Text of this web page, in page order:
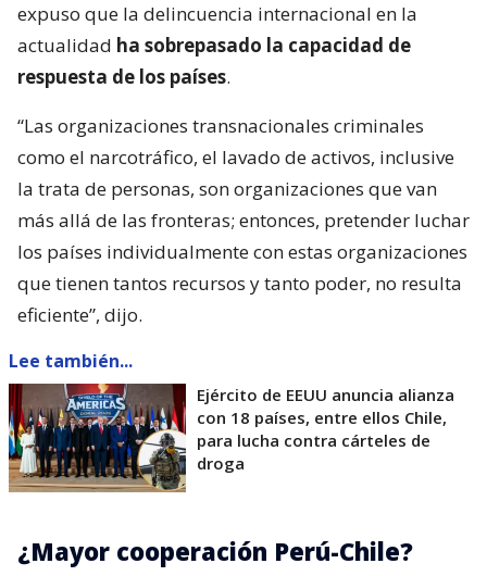
expuso que la delincuencia internacional en la
actualidad ha sobrepasado la capacidad de
respuesta de los países.
“Las organizaciones transnacionales criminales
como el narcotráfico, el lavado de activos, inclusive
la trata de personas, son organizaciones que van
más allá de las fronteras; entonces, pretender luchar
los países individualmente con estas organizaciones
que tienen tantos recursos y tanto poder, no resulta
eficiente”, dijo.
Lee también...
Ejército de EEUU anuncia alianza
con 18 países, entre ellos Chile,
para lucha contra cárteles de
droga
¿Mayor cooperación Perú-Chile?